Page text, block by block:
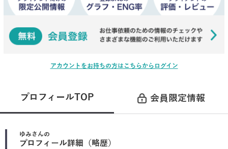
アカウントをお持ちの方はこちらからログイン
プロフィールTOP 会員限定情報
ゆみさんの
プロフィール詳細（略歴）